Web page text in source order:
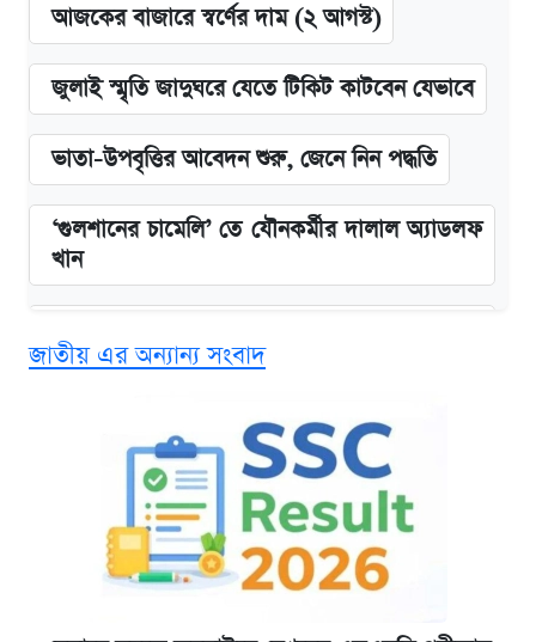
আজকের বাজারে স্বর্ণের দাম (২ আগস্ট)
জুলাই স্মৃতি জাদুঘরে যেতে টিকিট কাটবেন যেভাবে
ভাতা-উপবৃত্তির আবেদন শুরু, জেনে নিন পদ্ধতি
‘গুলশানের চামেলি’ তে যৌনকর্মীর দালাল অ্যাডলফ
খান
দাম ও ফিচার
কবে শুরু হচ্ছে ঢাবির ভর্তি আবেদন, জানাল কর্তৃপক্ষ
নবম জাতীয় পে-স্কেল নিয়ে সর্বশেষ যা জানা গেল
আজকের বাজারে স্বর্ণের দাম (৪ আগস্ট)
জাতীয় এর অন্যান্য সংবাদ